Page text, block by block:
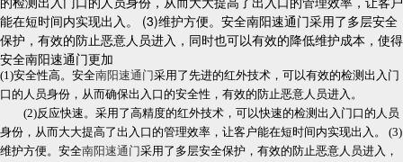
能在短时间内实现出入。 (3)维护方便。安全南阳速通门采用了多层安全
保护，有效的防止恶意人员进入，同时也可以有效的降低维护成本，使得
安全南阳速通门更加
(1)安全性高。安全南阳速通门采用了先进的红外技术，可以有效的检测出入门
口的人员身份，从而确保出入口的安全性，有效的防止恶意人员进入。
(2)反应快速。采用了高精度的红外技术，可以快速的检测出入门口的人员
身份，从而大大提高了出入口的管理效率，让客户能在短时间内实现出入。 (3)
维护方便。安全南阳速通门采用了多层安全保护，有效的防止恶意人员进入，